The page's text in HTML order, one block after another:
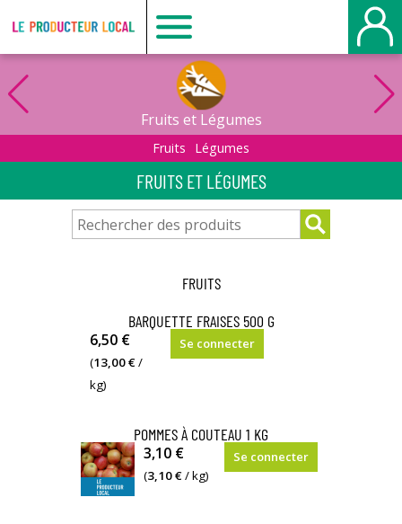
Le
producteur
local
-
Le
Fruits et Légumes
Fruits Légumes
FRUITS ET LÉGUMES
FRUITS
BARQUETTE FRAISES 500 G
6,50 €
(13,00 €/
kg)
Se connecter
POMMES À COUTEAU 1 KG
Melrose
/
Idared
3,10 €
(3,10 €/ kg)
Se connecter